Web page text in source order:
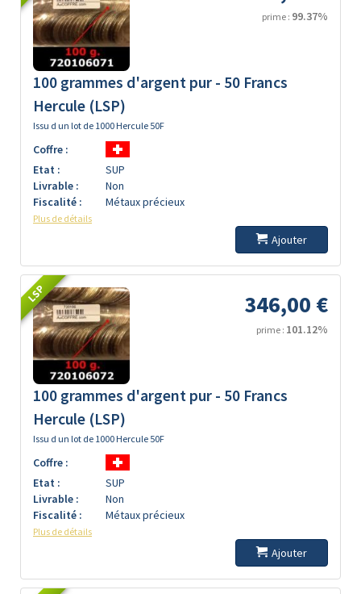
prime : 99.37%
100 grammes d'argent pur - 50 Francs
Hercule (LSP)
Issu d un lot de 1000 Hercule 50F
Coffre :
Etat :
SUP
Livrable :
Non
Fiscalité :
Métaux précieux
Plus de détails
Ajouter
LSP 346,00 €
prime : 101.12%
100 grammes d'argent pur - 50 Francs
Hercule (LSP)
Issu d un lot de 1000 Hercule 50F
Coffre :
Etat :
SUP
Livrable :
Non
Fiscalité :
Métaux précieux
Plus de détails
Ajouter